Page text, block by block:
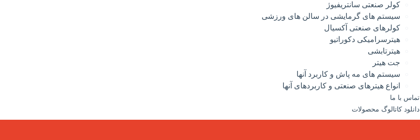
کولر صنعتی سانتریفیوژ
سیستم های گرمایشی در سالن های ورزشی
کولرهای صنعتی آکسیال
هیترسرامیکی دکوراتیو
هیترتابشی
جت هیتر
سیستم های مه پاش و کاربرد آنها
انواع هیترهای صنعتی و کاربردهای آنها
تماس با ما
دانلود کاتالوگ محصولات